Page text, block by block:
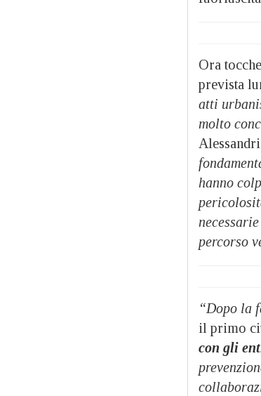
Ora
prevista
atti
molto
hanno
percorso
“Dopo la
il primo
con gli